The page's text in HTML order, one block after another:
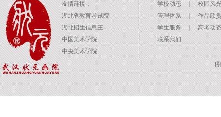
友情链接：
湖北省教育考试院
湖北招生信息王
中国美术学院
中央美术学院
学校动态 ｜
校园风光
管理体系
｜ 作品欣赏
学生服务
｜ 高考动态
联系我们
[